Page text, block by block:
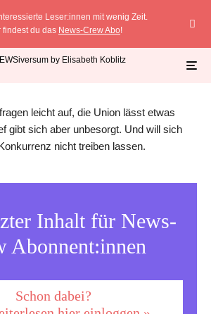
Leser:innen mit wenig Zeit.
findest du das News-Crew Abo!
über das Unionswahlprogramm. Foto: Thomas
2 Minuten Lesedauer
SPD-Ergebnis über 20 Prozent
leicht auf, die Union lässt etwas
gibt sich aber unbesorgt. Und will sich
nicht treiben lassen.
Inhalt für News-
Abonnent:innen
Schon dabei?